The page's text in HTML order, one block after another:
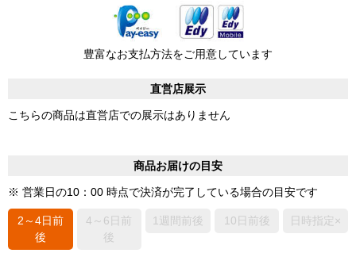
豊富なお支払方法をご用意しています
直営店展示
こちらの商品は直営店での展示はありません
商品お届けの目安
※ 営業日の10：00 時点で決済が完了している場合の目安です
2～4日前
後
4～6日前
後
1週間前後 10日前後 日時指定×